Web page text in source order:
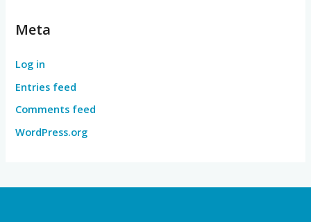
Meta
Log in
Entries feed
Comments feed
WordPress.org